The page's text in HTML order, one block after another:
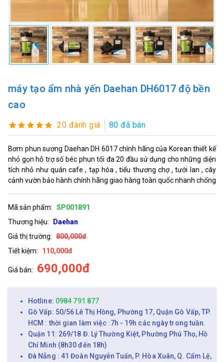
máy tạo ẩm nhà yến Daehan DH6017 độ bền
cao
20 đánh giá 80 đã bán
Bơm phun sương Daehan DH 6017 chính hãng của Korean thiết kế
nhỏ gọn hỗ trợ số béc phun tối đa 20 đầu sử dụng cho những diện
tích nhỏ như quán cafe , tạp hóa , tiểu thương chợ , tưới lan , cây
cảnh vườn bảo hành chính hãng giao hàng toàn quốc nhanh chống
Mã sản phẩm: SP001891
Thương hiệu:
Daehan
Giá thị trường: 800,000đ
Tiết kiệm:
110,000đ
Giá bán: 690,000đ
Hotline: 0984 791 877
Gò Vấp: 50/56 Lê Thị Hồng, Phường 17, Quận Gò Vấp, TP.
HCM : thời gian làm việc :7h - 19h các ngày trong tuần.
Quận 11: 269/18 Đ. Lý Thường Kiệt, Phường Phú Thọ, Hồ
Chí Minh (8h30 đến 18h)
Đà Nẵng : 41 Đoàn Nguyễn Tuấn, P. Hòa Xuân, Q. Cẩm Lệ,